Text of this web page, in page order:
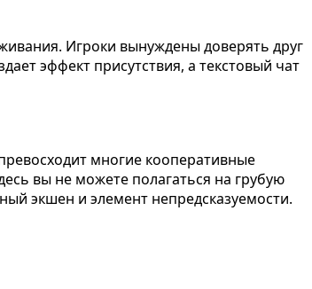
Игроки вынуждены доверять друг
эффект присутствия, а текстовый чат
многие кооперативные
вы не можете полагаться на грубую
экшен и элемент непредсказуемости.